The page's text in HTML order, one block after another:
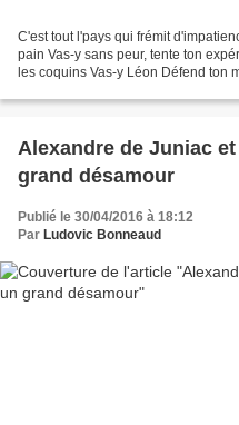
C'est tout l'pays qui frémit
pain Vas-y sans peur, tente ton
les coquins Vas-y Léon Défend ton
Alexandre de Juniac
grand désamour
Publié le 30/04/2016 à 18:12
Par Ludovic Bonneaud